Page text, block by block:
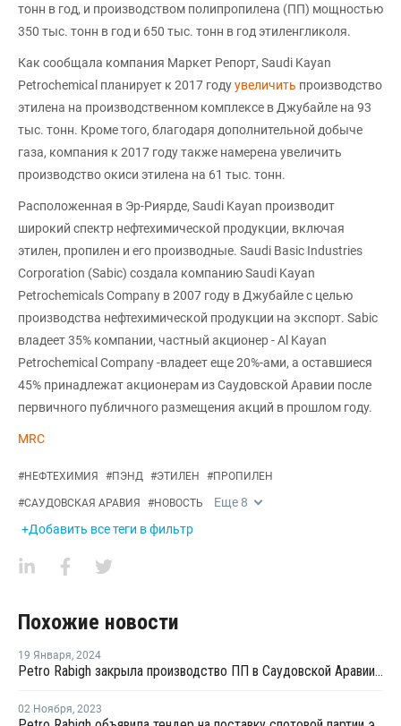
тонн в год, и производством полипропилена (ПП) мощностью
350 тыс. тонн в год и 650 тыс. тонн в год этиленгликоля.
Как сообщала компания Маркет Репорт, Saudi Kayan
Petrochemical планирует к 2017 годуувеличить производство
этилена на производственном комплексе в Джубайле на 93
тыс. тонн. Кроме того, благодаря дополнительной добыче
газа, компания к 2017 году также намерена увеличить
производство окиси этилена на 61 тыс. тонн.
Расположенная в Эр-Риярде, Saudi Kayan производит
широкий спектр нефтехимической продукции, включая
этилен, пропилен и его производные. Saudi Basic Industries
Corporation (Sabic) создала компанию Saudi Kayan
Petrochemicals Company в 2007 году в Джубайле с целью
производства нефтехимической продукции на экспорт. Sabic
владеет 35% компании, частный акционер - Al Kayan
Petrochemical Company -владеет еще 20%-ами, а оставшиеся
45% принадлежат акционерам из Саудовской Аравии после
первичного публичного размещения акций в прошлом году.
MRC
#НЕФТЕХИМИЯ #ПЭНД #ЭТИЛЕН #ПРОПИЛЕН
#САУДОВСКАЯ АРАВИЯ #НОВОСТЬ Еще 8
+Добавить все теги в фильтр
Похожие новости
19 Января, 2024
Petro Rabigh закрыла производство ПП в Саудовской Аравии на ремонт
02 Ноября, 2023